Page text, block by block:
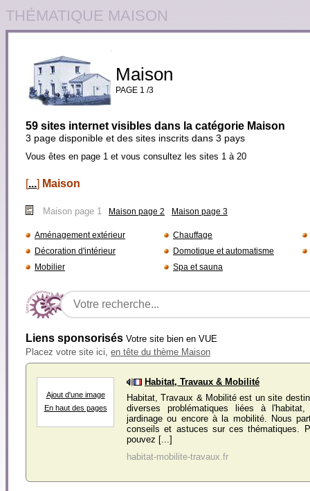
THÉMATIQUE MAISON
Maison
PAGE 1 /3
59 sites internet visibles dans la catégorie Maison
3 page disponible et des sites inscrits dans 3 pays
Vous êtes en page 1 et vous consultez les sites 1 à 20
[...] Maison
Maison page 1 Maison page 2 Maison page 3
Aménagement extérieur
Chauffage
Décoration d'intérieur
Domotique et automatisme
Mobilier
Spa et sauna
Liens sponsorisés Votre site bien en VUE
Placez votre site ici, en tête du thème Maison
Ajout d'une image
En haut des pages
Habitat, Travaux & Mobilité
Habitat, Travaux & Mobilité est un site
diverses problématiques liées à
jardinage ou encore à la mobilité. Nous
conseils et astuces sur ces thématiques.
pouvez [...]
habitat-mobilite-travaux.fr